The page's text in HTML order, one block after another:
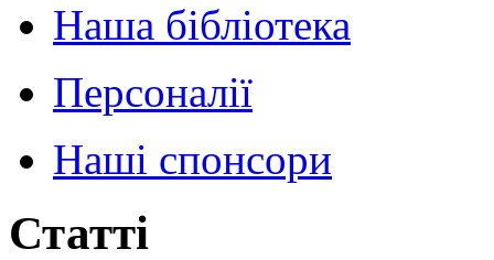
Наша бібліотека
Персоналії
Наші спонсори
Статті